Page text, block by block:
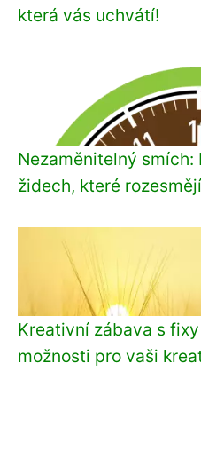
která vás uchvátí!
Nezaměnitelný
židech, které
Kreativní zábava s
možnosti pro vaši